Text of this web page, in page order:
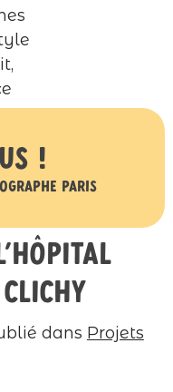
!
Paris
dans Projets